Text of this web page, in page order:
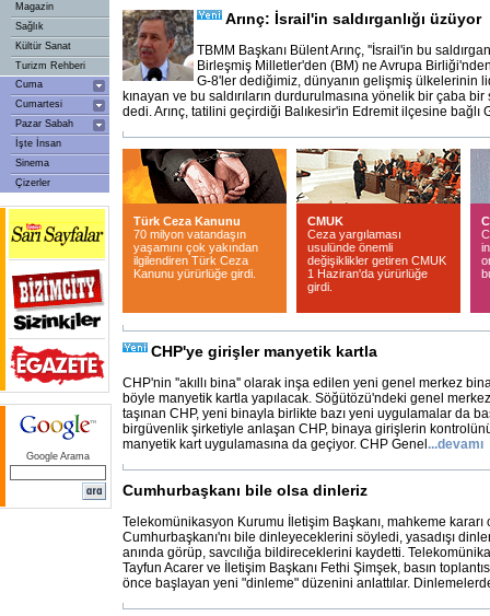
Magazin
Sağlık
Kültür Sanat
Turizm Rehberi
Cuma
Cumartesi
Pazar Sabah
İşte İnsan
Sinema
Çizerler
Google Arama
Arınç: İsrail'in saldırganlığı üzüyor
TBMM Başkanı Bülent Arınç, ''İsrail'in bu
Birleşmiş Milletler'den (BM) ne Avrupa
G-8'ler dediğimiz, dünyanın gelişmiş ülkelerinin
kınayan ve bu saldırıların durdurulmasına yönelik bir çaba
dedi. Arınç, tatilini geçirdiği Balıkesir'in Edremit ilçesine bağlı
Türk Ceza Kanunu
70 milyon vatandaşın
yaşamını çok yakından
ilgilendiren Türk Ceza
Kanunu yürürlüğe girdi.
CMUK
Ceza yargılaması
usulünde önemli
değişiklikler getiren CMUK
1 Haziran'da yürürlüğe
girdi.
CHP'ye girişler manyetik kartla
CHP'nin ''akıllı bina'' olarak inşa edilen yeni genel merkez
böyle manyetik kartla yapılacak. Söğütözü'ndeki genel
taşınan CHP, yeni binayla birlikte bazı yeni uygulamalar da
birgüvenlik şirketiyle anlaşan CHP, binaya girişlerin
manyetik kart uygulamasına da geçiyor. CHP Genel ...devamı
Cumhurbaşkanı bile olsa dinleriz
Telekomünikasyon Kurumu İletişim Başkanı, mahkeme kararı
Cumhurbaşkanı'nı bile dinleyeceklerini söyledi, yasadışı
anında görüp, savcılığa bildireceklerini kaydetti.
Tayfun Acarer ve İletişim Başkanı Fethi Şimşek, basın
önce başlayan yeni "dinleme" düzenini anlattılar.